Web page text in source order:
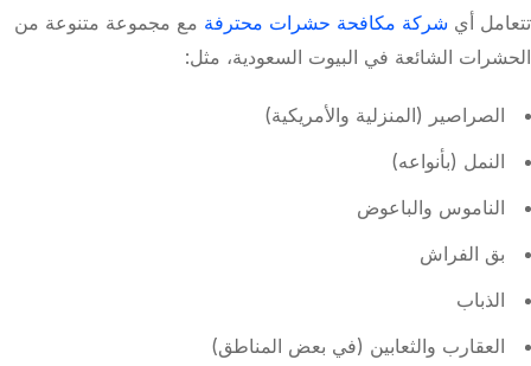
تتعامل أي شركة مكافحة حشرات محترفة مع مجموعة متنوعة من
الحشرات الشائعة في البيوت السعودية، مثل:
الصراصير (المنزلية والأمريكية)
النمل (بأنواعه)
الناموس والباعوض
بق الفراش
الذباب
العقارب والثعابين (في بعض المناطق)